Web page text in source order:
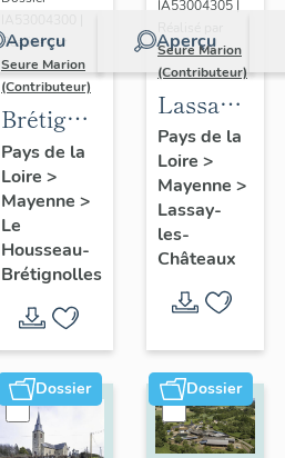
immeuble
à
logements,
31-33 rue
Robert-
Glétron
Aperçu
Réalisé par
Seure Marion
(Contributeur)
Brétignolles
:
présentation
de
l'ancienne
commune
Pays de la
Loire >
Mayenne >
Le
Housseau-
Brétignolles
Aperçu
IA53004305 |
Seure Marion
(Contributeur)
Lassay-
les-
Châteaux
:
de la
commune
Pays de la
Loire >
Mayenne >
Lassay-
les-
Châteaux
Dossier Dossier